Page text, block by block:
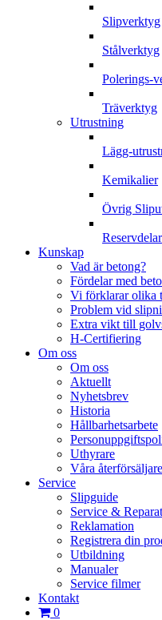
Slipverktyg
Stålverktyg
Polerings-
Träverktyg
Utrustning
Lägg-
Kemikalier
Övrig
Reservdelar
Kunskap
Vad är betong?
Fördelar med
Vi förklarar olika
Problem vid
Extra vikt till
H-Certifiering
Om oss
Om oss
Aktuellt
Nyhetsbrev
Historia
Hållbarhetsarbete
Uthyrare
Våra återförsäljare
Service
Slipguide
Service &
Reklamation
Registrera din
Utbildning
Manualer
Service filmer
Kontakt
0